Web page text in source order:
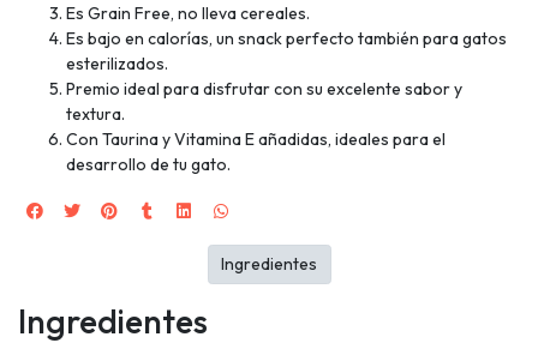
Es Grain Free, no lleva cereales.
Es bajo en calorías, un snack perfecto también para gatos
esterilizados.
Premio ideal para disfrutar con su excelente sabor y
textura.
Con Taurina y Vitamina E añadidas, ideales para el
desarrollo de tu gato.
Ingredientes
Ingredientes